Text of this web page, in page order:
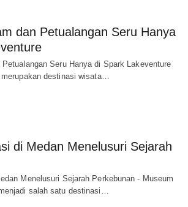
dan Petualangan Seru Hanya
Seru Hanya di Spark Lakeventure
destinasi wisata…
di Medan Menelusuri Sejarah
Menelusuri Sejarah Perkebunan - Museum
salah satu destinasi…